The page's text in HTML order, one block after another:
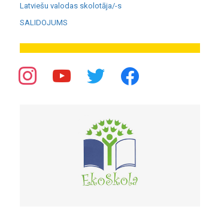
Latviešu valodas skolotāja/-s
SALIDOJUMS